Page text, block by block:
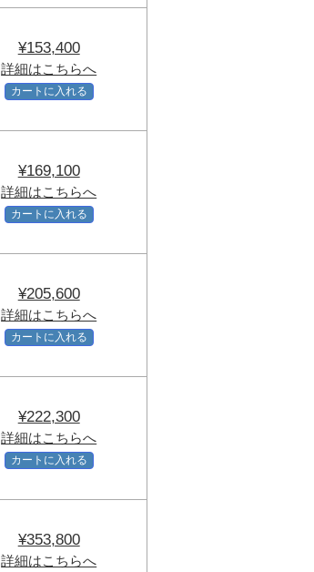
¥153,400
詳細はこちらへ
カートに入れる
¥169,100
詳細はこちらへ
カートに入れる
¥205,600
詳細はこちらへ
カートに入れる
¥222,300
詳細はこちらへ
カートに入れる
¥353,800
詳細はこちらへ